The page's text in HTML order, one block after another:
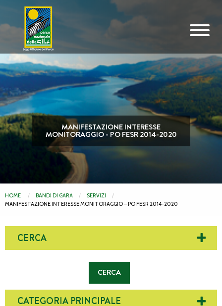
Vai al contenuto principale
MANIFESTAZIONE INTERESSE
MONITORAGGIO - PO FESR 2014-2020
HOME BANDI DI GARA
SERVIZI
MANIFESTAZIONE INTERESSE MONITORAGGIO – PO FESR 2014-2020
CERCA
CATEGORIA PRINCIPALE